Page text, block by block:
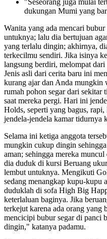
"Seseorang juga mulai
dukungan Mumi yang
Wanita yang ada mencari
untuknya; lalu dia bertujuan
yang terlalu dingin; akhirnya,
terkecilmu sendiri. Jika isinya
langsung berdiri, melompat
Jenis asli dari cerita baru ini
kurang ajar dan Anda mungkin
rumah pohon segar dari sekitar
saat mereka pergi. Hari ini
Holds, seperti yang bagus,
jendela-jendela kamar tidurnya
Selama ini ketiga anggota
mungkin cukup dingin
aman; sehingga mereka
dia duduk di kursi Beruang
lembut untuknya. Mengikuti
sedang menangkap kupu-kupu
duduklah di sofa High Big
keterlaluan baginya. Jika
terkejut karena ada orang yang
mencicipi bubur segar di panci
dingin," katanya padamu.